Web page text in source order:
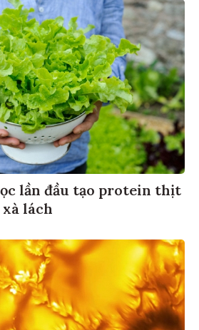
lần đầu tạo protein thịt
lách